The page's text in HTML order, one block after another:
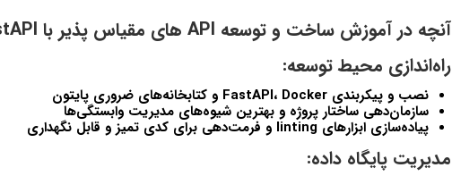
آنچه در آموزش ساخت و توسعه API های مقیاس پذیر با FastAPI خواهید آموخت:
راه‌اندازی محیط توسعه:
نصب و پیکربندی FastAPI، Docker و کتابخانه‌های ضروری پایتون
سازمان‌دهی ساختار پروژه و بهترین شیوه‌های مدیریت وابستگی‌ها
پیاده‌سازی ابزارهای linting و فرمت‌دهی برای کدی تمیز و قابل نگهداری
مدیریت پایگاه داده: